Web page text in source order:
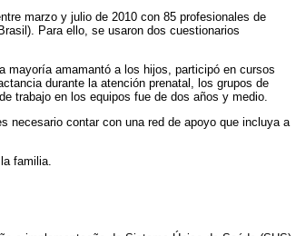
marzo y julio de 2010 con 85 profesionales de
Para ello, se usaron dos cuestionarios
mayoría amamantó a los hijos, participó en cursos
durante la atención prenatal, los grupos de
trabajo en los equipos fue de dos años y medio.
necesario contar con una red de apoyo que incluya a
familia.